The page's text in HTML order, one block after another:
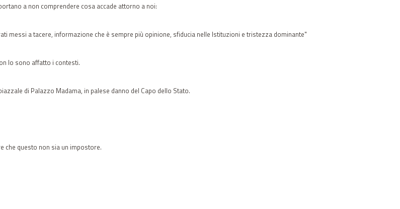
a non comprendere cosa accade attorno a noi:
messi a tacere, informazione che è sempre più opinione, sfiducia nelle Istituzioni e tristezza dominante"
lo sono affatto i contesti.
di Palazzo Madama, in palese danno del Capo dello Stato.
che questo non sia un impostore.